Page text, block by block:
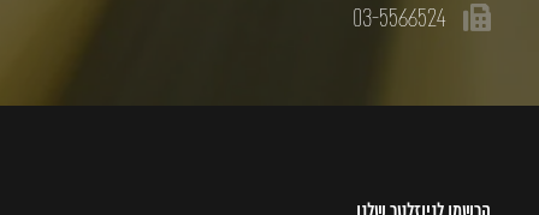
03-5566524